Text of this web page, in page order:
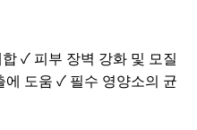
✓ 피부 장벽 강화 및 모질
도움 ✓ 필수 영양소의 균